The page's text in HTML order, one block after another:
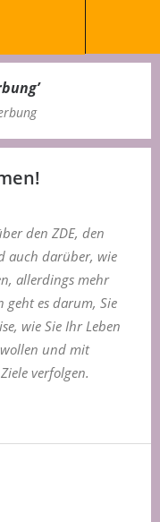
’
den ZDE, den
auch darüber, wie
allerdings mehr
geht es darum, Sie
wie Sie Ihr Leben
und mit
verfolgen.